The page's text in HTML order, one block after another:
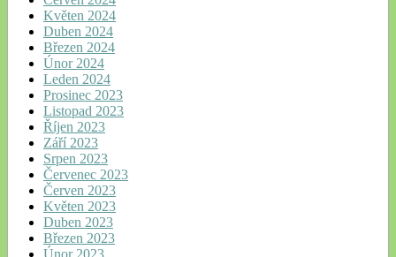
Květen 2024
Duben 2024
Březen 2024
Únor 2024
Leden 2024
Prosinec 2023
Listopad 2023
Říjen 2023
Září 2023
Srpen 2023
Červenec 2023
Červen 2023
Květen 2023
Duben 2023
Březen 2023
Únor 2023